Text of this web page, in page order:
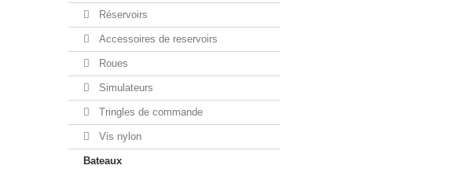
Réservoirs
Accessoires de reservoirs
Roues
Simulateurs
Tringles de commande
Vis nylon
Bateaux